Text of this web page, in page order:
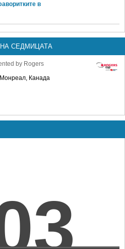
в
СЕДМИЦАТА
by Rogers
Канада